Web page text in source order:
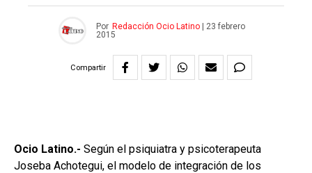
Por Redacción Ocio Latino|
23 febrero
2015
Compartir
Ocio Latino.- Según el psiquiatra y psicoterapeuta
Joseba Achotegui, el modelo de integración de los